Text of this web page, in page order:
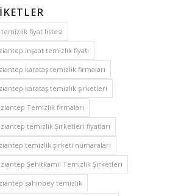
temizlik fiyat listesi
inşaat temizlik fiyatı
karataş temizlik firmaları
karataş temizlik şirketleri
Temizlik firmaları
temizlik Şirketleri fiyatları
temizlik şirketi numaraları
Şehitkamil Temizlik Şirketleri
şahinbey temizlik